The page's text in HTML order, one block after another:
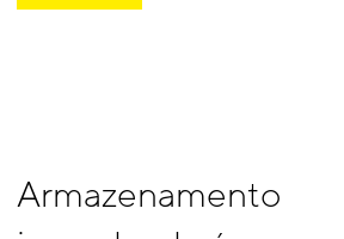
Armazenamento